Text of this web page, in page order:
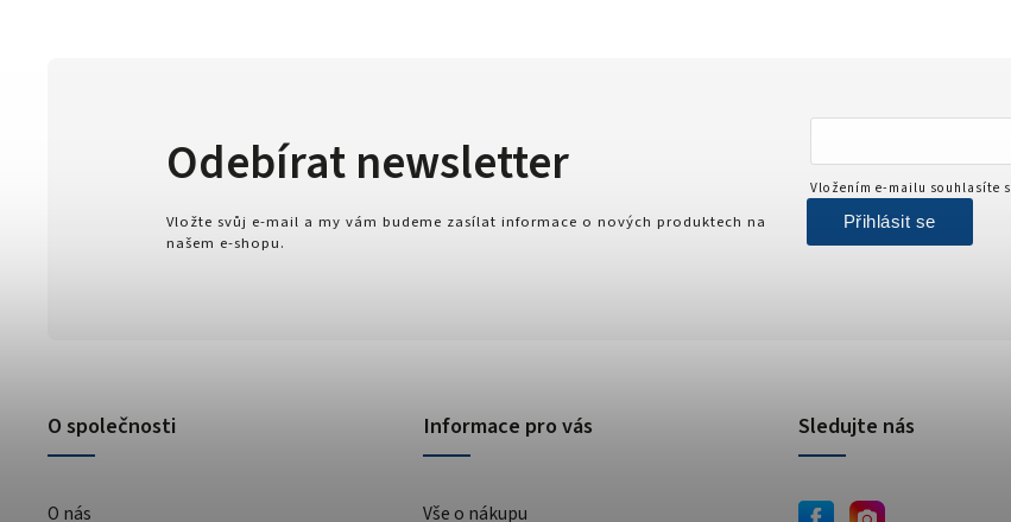
O společnosti
O nás
Informace pro vás
Vše o nákupu
Odebírat newsletter
Vložte svůj e-mail a my vám budeme zasílat informace o nových produktech na
našem e-shopu.
Vložením e-mailu souhlasíte s
Přihlásit se
Sledujte nás